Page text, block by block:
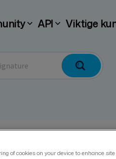
API Viktige
of cookies on your device to enhance